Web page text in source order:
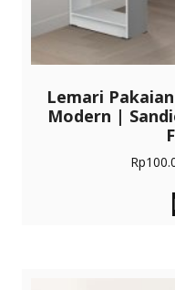
Lemari
Modern |
Rp